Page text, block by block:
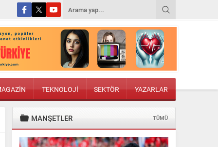
TEKNOLOJİ SEKTÖR YAZARLAR
MANŞETLER TÜMÜ